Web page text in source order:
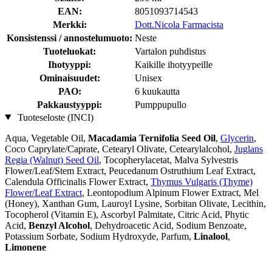
EAN:
8051093714543
Merkki:
Dott.Nicola Farmacista
Konsistenssi / annostelumuoto: Neste
Tuoteluokat:
Vartalon puhdistus
Ihotyyppi:
Kaikille ihotyypeille
Ominaisuudet:
Unisex
PAO:
6 kuukautta
Pakkaustyyppi:
Pumppupullo
Tuoteseloste (INCI)
Aqua, Vegetable Oil, Macadamia Ternifolia Seed Oil, Glycerin,
Coco Caprylate/Caprate, Cetearyl Olivate, Cetearylalcohol, Juglans
Regia (Walnut) Seed Oil, Tocopherylacetat, Malva Sylvestris
Flower/Leaf/Stem Extract, Peucedanum Ostruthium Leaf Extract,
Calendula Officinalis Flower Extract, Thymus Vulgaris (Thyme)
Flower/Leaf Extract, Leontopodium Alpinum Flower Extract, Mel
(Honey), Xanthan Gum, Lauroyl Lysine, Sorbitan Olivate, Lecithin,
Tocopherol (Vitamin E), Ascorbyl Palmitate, Citric Acid, Phytic
Acid, Benzyl Alcohol, Dehydroacetic Acid, Sodium Benzoate,
Potassium Sorbate, Sodium Hydroxyde, Parfum, Linalool,
Limonene